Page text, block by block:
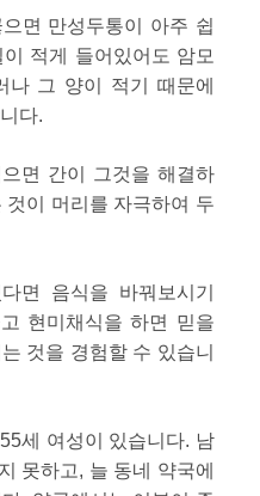
면 만성두통이 아주 쉽
적게 들어있어도 암모
나 그 양이 적기 때문에
다.
면 간이 그것을 해결하
이 머리를 자극하여 두
면 음식을 바꿔보시기
현미채식을 하면 믿을
것을 경험할 수 있습니
세 여성이 있습니다. 남
못하고, 늘 동네 약국에